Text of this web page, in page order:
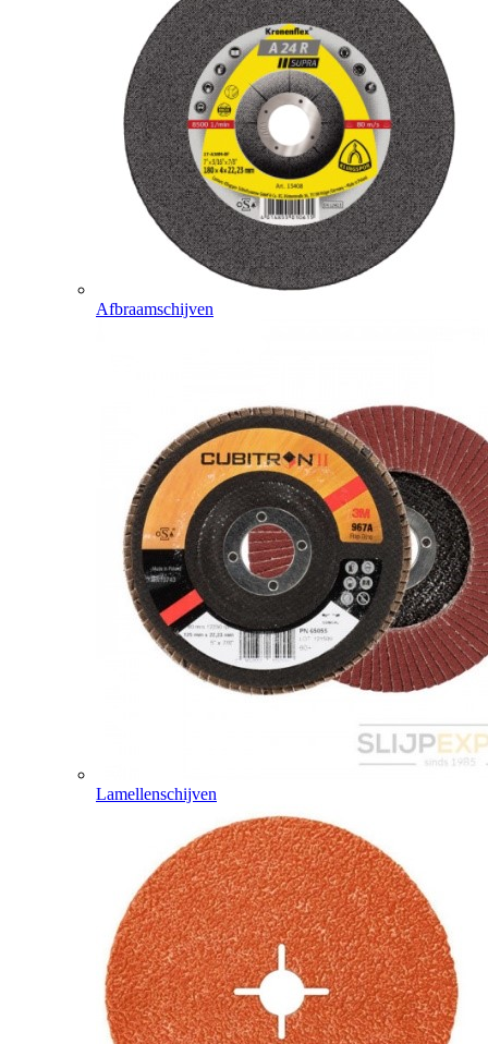
Afbraamschijven
Lamellenschijven